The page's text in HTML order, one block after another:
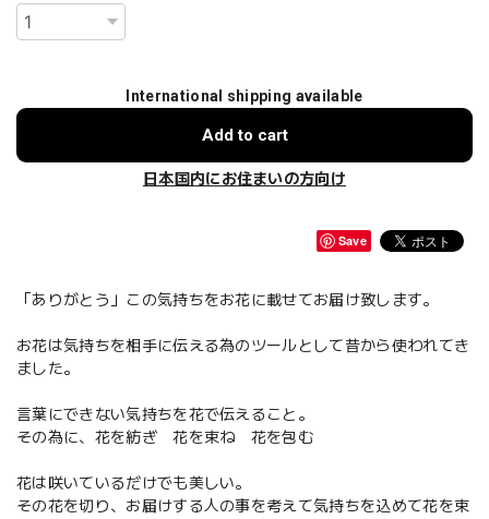
International shipping available
Add to cart
日本国内にお住まいの方向け
Save
「ありがとう」この気持ちをお花に載せてお届け致します。
お花は気持ちを相手に伝える為のツールとして昔から使われてき
ました。
言葉にできない気持ちを花で伝えること。
その為に、花を紡ぎ 花を束ね 花を包む
花は咲いているだけでも美しい。
その花を切り、お届けする人の事を考えて気持ちを込めて花を束